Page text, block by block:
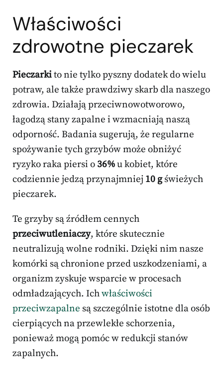
Właściwości
zdrowotne pieczarek
Pieczarkito nie tylko pyszny dodatek do wielu
potraw, ale także prawdziwy skarb dla naszego
zdrowia. Działają przeciwnowotworowo,
łagodzą stany zapalne i wzmacniają naszą
odporność. Badania sugerują, że regularne
spożywanie tych grzybów może obniżyć
ryzyko raka piersi o 36%u kobiet, które
codziennie jedzą przynajmniej 10 gświeżych
pieczarek.
Te grzyby są źródłem cennych
przeciwutleniaczy, które skutecznie
neutralizują wolne rodniki. Dzięki nim nasze
komórki są chronione przed uszkodzeniami, a
organizm zyskuje wsparcie w procesach
odmładzających. Ichwłaściwości
przeciwzapalne są szczególnie istotne dla osób
cierpiących na przewlekłe schorzenia,
ponieważ mogą pomóc w redukcji stanów
zapalnych.